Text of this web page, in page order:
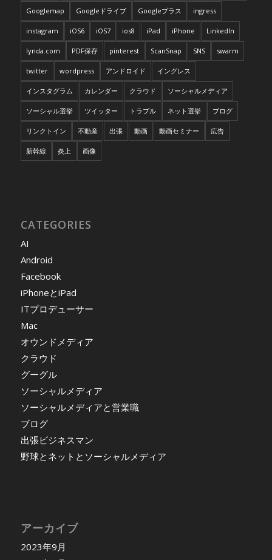
Googlemap Googleドライブ Googleプラス ingress
instagram iOS6 iOS7 ios8 iPad iPhone LinkedIn
lynda.com PDF保存 pinterest ScanSnap SNS swarm
twitter wordpress アンドロイド イングレス
インスタグラム カレンダー クラウド ソーシャルメディア
ソーシャル選挙 ツイッター トラブル ネット選挙 ブログ
リンクトイン 不動産 出張 動画 動画セミナー 広告
新幹線 炎上 画像
CATEGORIES
AI
Android
Facebook
iPhoneとiPad
ITプロデューサー
Mac
オウンドメディア
クラウド
グーグル
ソーシャルメディア
ソーシャルメディアと営業職
ブログ
出張ビジネスマン
野球とネットとソーシャルメディア
アーカイブ
2023年9月